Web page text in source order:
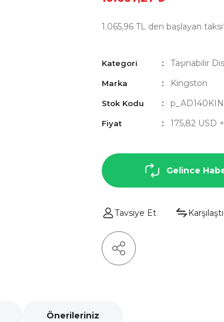
1.065,96 TL den başlayan
Kategori Taşınabilir
Marka Kingston
Stok Kodu
Fiyat 175,82 USD
Gelince
Tavsiye Et
Önerileriniz